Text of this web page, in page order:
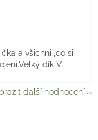
hvězdiček.
a všichni ,co si
dík V.
další hodnocení